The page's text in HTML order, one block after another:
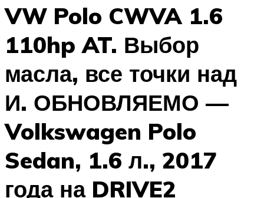
VW Polo CWVA 1.6
110hp AT. Выбор
масла, все точки над
И. ОБНОВЛЯЕМО —
Volkswagen Polo
Sedan, 1.6 л., 2017
года на DRIVE2